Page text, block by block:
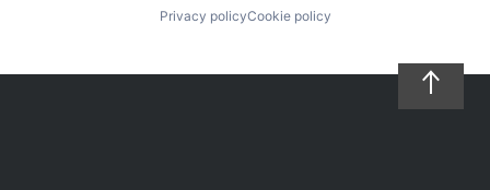
Privacy policyCookie policy